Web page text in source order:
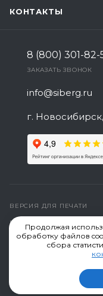
КОНТАКТЫ
8 (800) 301-82-
ЗАКАЗАТЬ ЗВОНОК
info@siberg.ru
г.
ВЕРСИЯ ДЛЯ ПЕЧАТИ
ПОЛИТИКА
СОЗДАНИЕ САЙТА
Компания "Сиберг"
Продолжая
обработку файлов
сбора